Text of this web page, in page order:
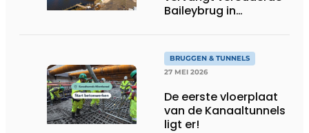
Baileybrug in
BRUGGEN & TUNNELS
27 MEI 2026
De eerste vloerplaat
van de Kanaaltunnels
ligt er!